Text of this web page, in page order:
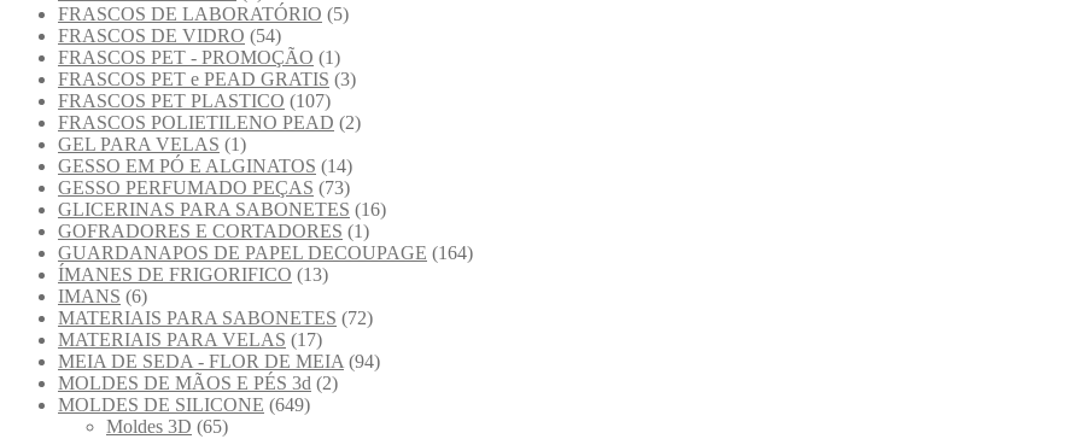
FRASCOS DE LABORATÓRIO (5)
FRASCOS DE VIDRO (54)
FRASCOS PET - PROMOÇÃO (1)
FRASCOS PET e PEAD GRATIS (3)
FRASCOS PET PLASTICO (107)
FRASCOS POLIETILENO PEAD (2)
GEL PARA VELAS (1)
GESSO EM PÓ E ALGINATOS (14)
GESSO PERFUMADO PEÇAS (73)
GLICERINAS PARA SABONETES (16)
GOFRADORES E CORTADORES (1)
GUARDANAPOS DE PAPEL DECOUPAGE (164)
ÍMANES DE FRIGORIFICO (13)
IMANS (6)
MATERIAIS PARA SABONETES (72)
MATERIAIS PARA VELAS (17)
MEIA DE SEDA - FLOR DE MEIA (94)
MOLDES DE MÃOS E PÉS 3d (2)
MOLDES DE SILICONE (649)
Moldes 3D (65)